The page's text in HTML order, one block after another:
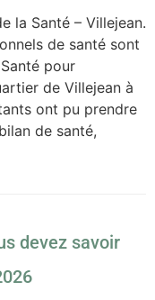
la Santé – Villejean.
de santé sont
pour
de Villejean à
ont pu prendre
de santé,
devez savoir